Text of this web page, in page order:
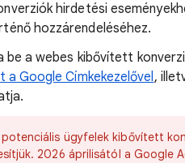
hirdetési
hozzárendeléséhez.
be a webes kibővített
Google Címkekezelővel,
ügyfelek kibővített
2026 áprilisától a Google